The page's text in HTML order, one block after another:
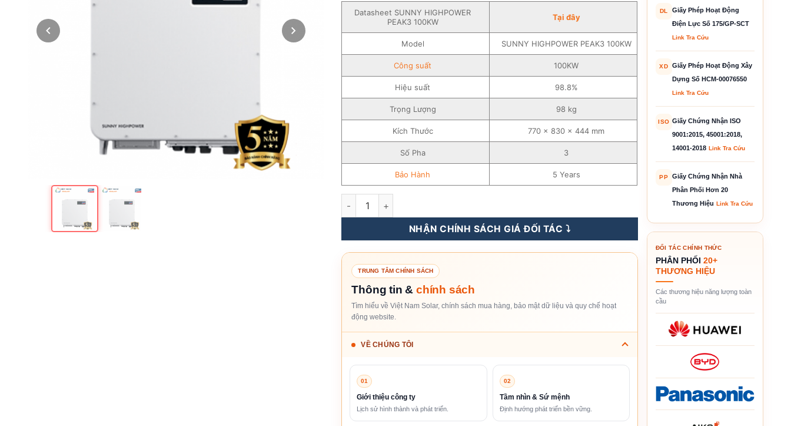
Datasheet SUNNY HIGHPOWER
PEAK3 100KW
Tại đây
Model SUNNY HIGHPOWER PEAK3 100KW
Công suất 100KW
Hiệu suất 98.8%
Trọng Lượng 98 kg
Kích Thước 770 x 830 x 444 mm
Số Pha 3
Bảo Hành 5 Years
Inverter Hòa Lưới SMA 100KW – 3 pha – Biến Tần Hòa Lưới – SUNNY HIGHPOWER PEAK3 100KW số lượng
NHẬN CHÍNH SÁCH GIÁ ĐỐI TÁC ⤵️
TRUNG TÂM CHÍNH SÁCH
Thông tin & chính sách
Tìm hiểu về Việt Nam Solar, chính sách mua hàng, bảo mật dữ liệu và quy chế hoạt
động website.
VỀ CHÚNG TÔI
01
Giới thiệu công ty
Lịch sử hình thành và phát triển.
02
Tầm nhìn & Sứ mệnh
Định hướng phát triển bền vững.
DL
Giấy Phép Hoạt Động
Điện Lực Số 175/GP-SCT
Link Tra Cứu
XD
Giấy Phép Hoạt Động Xây
Dựng Số HCM-00076550
Link Tra Cứu
ISO Giấy Chứng Nhận ISO
9001:2015, 45001:2018,
14001-2018 Link Tra Cứu
PP
Giấy Chứng Nhận Nhà
Phân Phối Hơn 20
Thương Hiệu Link Tra Cứu
ĐỐI TÁC CHÍNH THỨC
PHÂN PHỐI 20+
THƯƠNG HIỆU
Các thương hiệu năng lượng toàn
cầu